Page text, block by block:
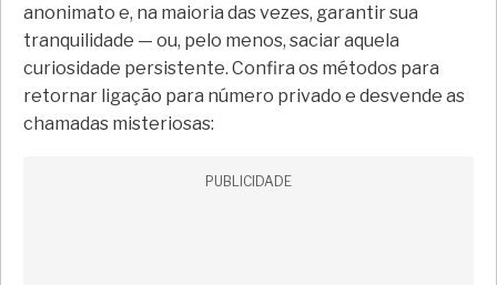
anonimato e, na maioria das vezes, garantir sua
tranquilidade — ou, pelo menos, saciar aquela
curiosidade persistente. Confira os métodos para
retornar ligação para número privado e desvende as
chamadas misteriosas:
PUBLICIDADE